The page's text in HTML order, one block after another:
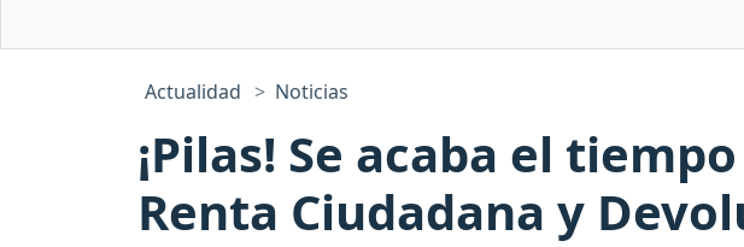
Actualidad Noticias
¡Pilas! Se acaba el
Renta Ciudadana y